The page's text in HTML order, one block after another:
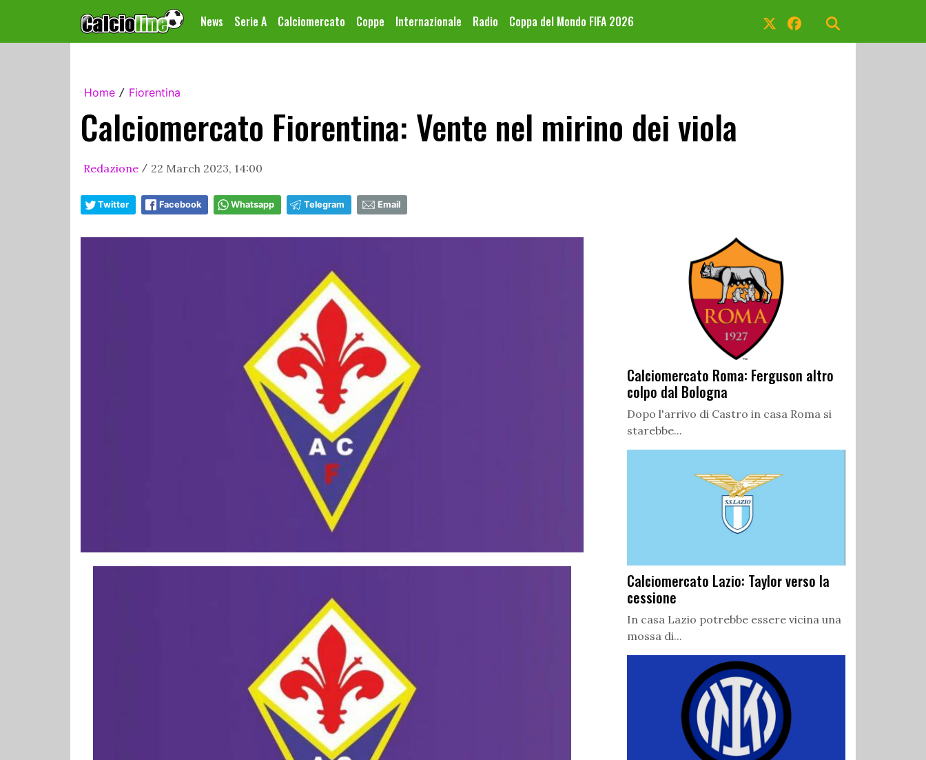
News Serie A Calciomercato Coppe Internazionale Radio Coppa del Mondo FIFA 2026
Home / Fiorentina
Calciomercato Fiorentina: Vente nel mirino dei viola
Redazione / 22 March 2023, 14:00
Twitter Facebook Whatsapp Telegram Email
Calciomercato Roma: Ferguson altro
colpo dal Bologna
Dopo l'arrivo di Castro in casa Roma si
starebbe...
Calciomercato Lazio: Taylor verso la
cessione
In casa Lazio potrebbe essere vicina una
mossa di...